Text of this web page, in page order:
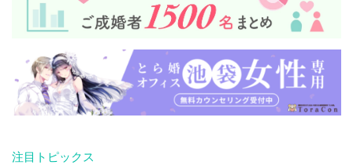
注目トピックス